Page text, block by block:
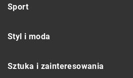
Sport
Styl i moda
Sztuka i zainteresowania